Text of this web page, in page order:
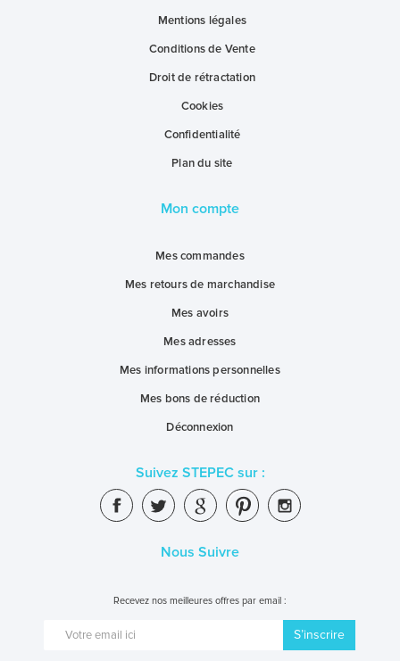
Mentions légales
Conditions de Vente
Droit de rétractation
Cookies
Confidentialité
Plan du site
Mon compte
Mes commandes
Mes retours de marchandise
Mes avoirs
Mes adresses
Mes informations personnelles
Mes bons de réduction
Déconnexion
Suivez STEPEC sur :
Nous Suivre
Recevez nos meilleures offres par email :
S’inscrire